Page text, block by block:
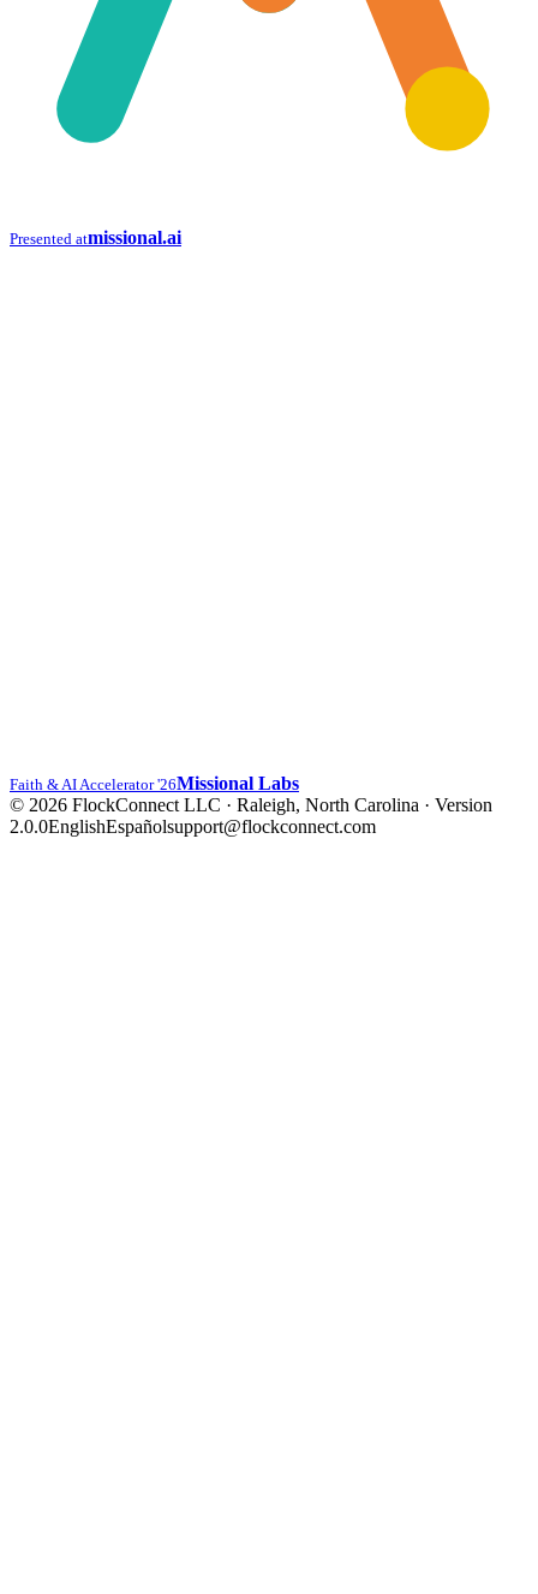
Presented atmissional.ai
Faith & AI Accelerator '26Missional Labs
© 2026 FlockConnect LLC · Raleigh, North Carolina · Version
2.0.0EnglishEspañolsupport@flockconnect.com